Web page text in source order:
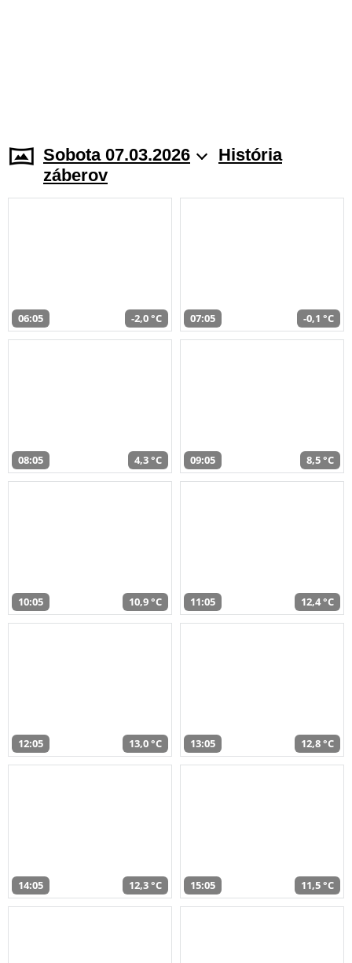
Sobota 07.03.2026
História
záberov
06:05 -2,0 °C 07:05 -0,1 °C
08:05 4,3 °C 09:05 8,5 °C
10:05 10,9 °C 11:05 12,4 °C
12:05 13,0 °C 13:05 12,8 °C
14:05 12,3 °C 15:05 11,5 °C